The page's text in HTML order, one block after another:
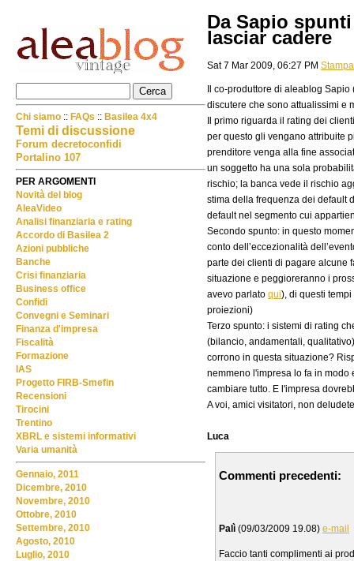
Da Sapio
lasciar cadere
Sat 7 Mar 2009, 06:27 PM Stampa
Il co-produttore di aleablog
discutere che sono attualissimi e
Il primo riguarda il rating dei
per questo gli vengano attribuite
prenditore venga alla fine
un soggetto ha una sola
rischio; la banca vede il rischio
stima della frequenza dei default
default nel segmento cui
Secondo spunto: in questo
conto dell’eccezionalità
parte dei clienti di pagare alcune
situazione e peggioreranno i
avevo parlato qui), di questi
proiezioni)
Terzo spunto: i sistemi di rating
(bilancio, andamentali,
corrono in questa situazione?
nemmeno l'impresa lo fa in
cambiare tutto. E l'impresa
A voi, amici visitatori, non
Luca
Commenti precedenti:
Palì (09/03/2009 19.08) e-mail
Faccio tanti complimenti ai
Chi siamo :: FAQs :: Basilea 4x4
Temi di discussione
Forum decretoconfidi
Portalino 107
PER ARGOMENTI
Novità del blog
AleaVideo
Analisi finanziaria e rating
Accordo di Basilea 2
Azioni pubbliche
Banche
Crisi finanziaria
Business office
Confidi
Convegni e Seminari
Finanza d'impresa
Fiscalità
Formazione
IAS
Progetto FIRB-Smefin
Recensioni
Tirocini
Trentino
XBRL e sistemi informativi
Varia umanità
Gennaio, 2011
Dicembre, 2010
Novembre, 2010
Ottobre, 2010
Settembre, 2010
Agosto, 2010
Luglio, 2010